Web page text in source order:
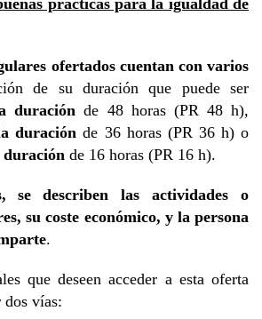
prácticas para la igualdad de
ofertadoscuentan con varios
de su duración que puede ser
duración de 48 horas (PR 48 h),
duración de 36 horas (PR 36 h) o
de 16 horas (PR 16 h).
se describen las actividades o
su coste económico, y la persona
.
que deseen acceder a esta oferta
dos vías: